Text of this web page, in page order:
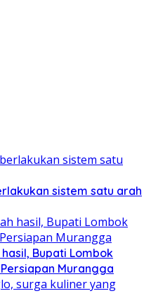
sistem satu arah
Bupati Lombok
Murangga